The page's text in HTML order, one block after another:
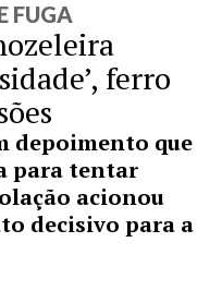
FUGA
ferro
depoimento que
para tentar
acionou
decisivo para a